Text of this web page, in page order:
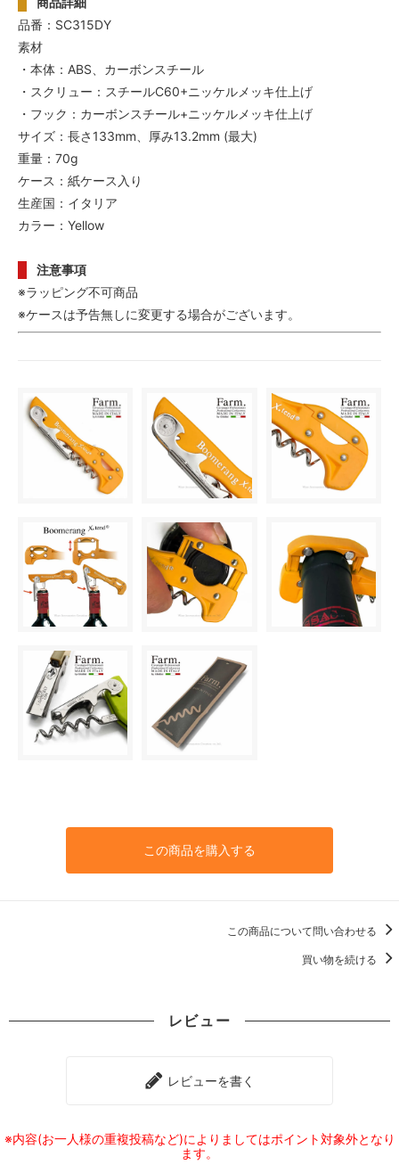
品番：SC315DY
素材
・本体：ABS、カーボンスチール
・スクリュー：スチールC60+ニッケルメッキ仕上げ
・フック：カーボンスチール+ニッケルメッキ仕上げ
サイズ：長さ133mm、厚み13.2mm (最大)
重量：70g
ケース：紙ケース入り
生産国：イタリア
カラー：Yellow
注意事項
※ラッピング不可商品
※ケースは予告無しに変更する場合がございます。
この商品を購入する
この商品について問い合わせる
買い物を続ける
レビュー
レビューを書く
※内容(お一人様の重複投稿など)によりましてはポイント対象外となり
ます。